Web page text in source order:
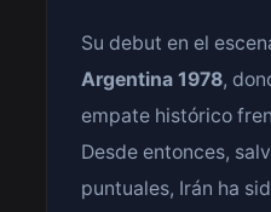
Su debut en el
Argentina 1978,
empate histórico
Desde entonces,
puntuales, Irán ha